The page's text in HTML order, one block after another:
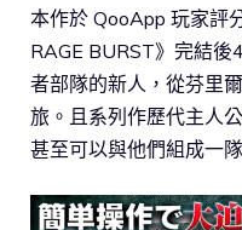
本作於 QooApp 玩家評
RAGE BURST》完結
者部隊的新人，從芬里
旅。且系列作歷代主人
甚至可以與他們組成一